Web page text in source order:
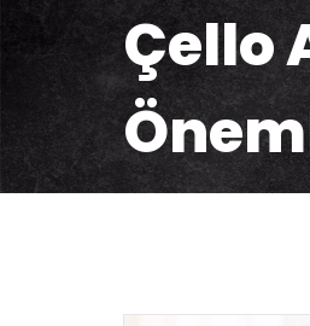
Çello